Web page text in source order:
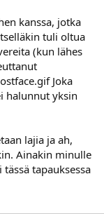
kanssa, jotka
tuli oltua
(kun lähes
Joka
halunnut yksin
lajia ja ah,
Ainakin minulle
tapauksessa